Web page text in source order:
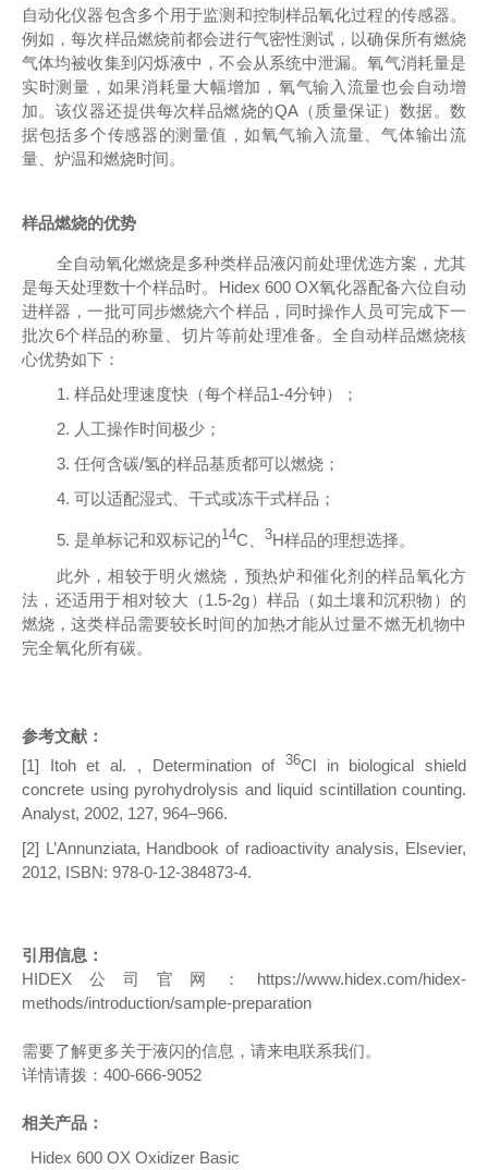
自动化仪器包含多个用于监测和控制样品氧化过程的传感器。
例如，每次样品燃烧前都会进行气密性测试，以确保所有燃烧
气体均被收集到闪烁液中，不会从系统中泄漏。氧气消耗量是
实时测量，如果消耗量大幅增加，氧气输入流量也会自动增
加。该仪器还提供每次样品燃烧的QA（质量保证）数据。数
据包括多个传感器的测量值，如氧气输入流量、气体输出流
量、炉温和燃烧时间。
样品燃烧的优势
全自动氧化燃烧是多种类样品液闪前处理优选方案，尤其
是每天处理数十个样品时。Hidex 600 OX氧化器配备六位自动
进样器，一批可同步燃烧六个样品，同时操作人员可完成下一
批次6个样品的称量、切片等前处理准备。全自动样品燃烧核
心优势如下：
1. 样品处理速度快（每个样品1-4分钟）；
2. 人工操作时间极少；
3. 任何含碳/氢的样品基质都可以燃烧；
4. 可以适配湿式、干式或冻干式样品；
5. 是单标记和双标记的14C、 3H样品的理想选择。
此外，相较于明火燃烧，预热炉和催化剂的样品氧化方
法，还适用于相对较大（1.5-2g）样品（如土壤和沉积物）的
燃烧，这类样品需要较长时间的加热才能从过量不燃无机物中
完全氧化所有碳。
参考文献：
[1] Itoh et al. , Determination of
36Cl in biological shield
concrete using pyrohydrolysis and liquid scintillation counting.
Analyst, 2002, 127, 964–966.
[2] L’Annunziata, Handbook of radioactivity analysis, Elsevier,
2012, ISBN: 978-0-12-384873-4.
引用信息：
HIDEX公司官网： https://www.hidex.com/hidex-
methods/introduction/sample-preparation
需要了解更多关于液闪的信息，请来电联系我们。
详情请拨：400-666-9052
相关产品：
Hidex 600 OX Oxidizer Basic